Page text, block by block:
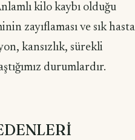
kilo kaybı olduğu
zayıflaması ve sık hasta
kansızlık, sürekli
durumlardır.